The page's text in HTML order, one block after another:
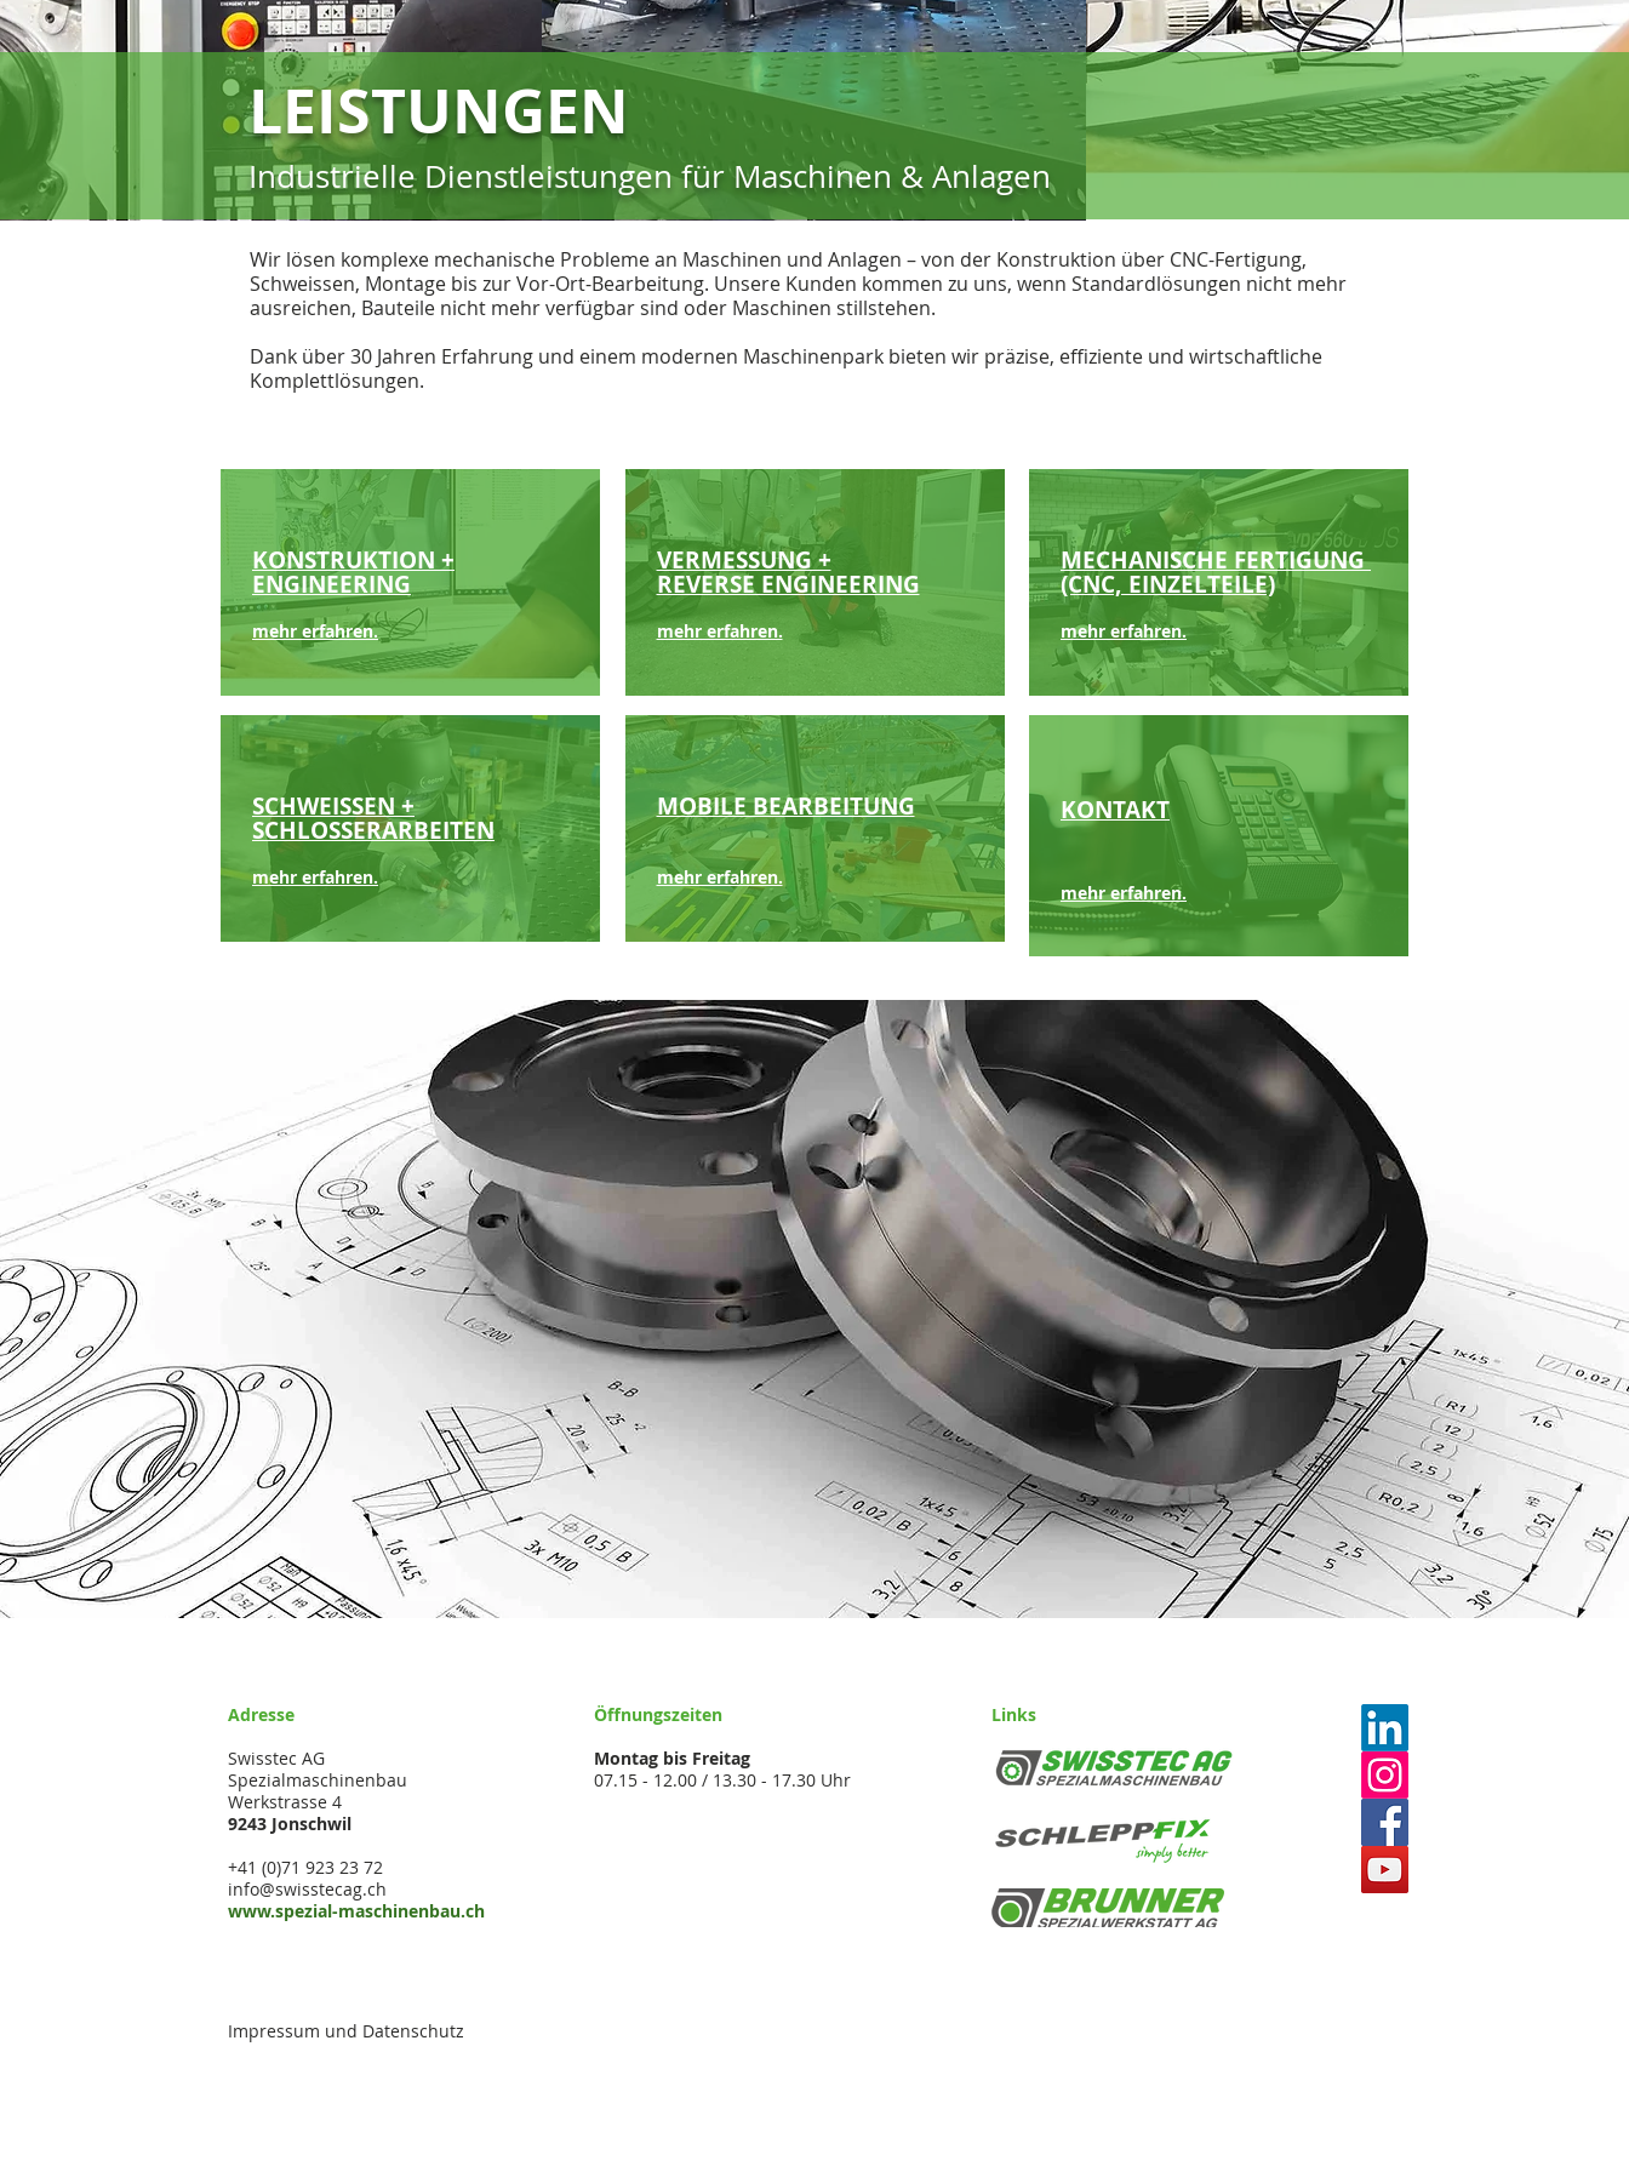
LEISTUNGEN
Industrielle Dienstleistungen für Maschinen & Anlagen
Wir lösen komplexe mechanische Probleme an Maschinen und Anlagen – von der Konstruktion über CNC-Fertigung,
Schweissen, Montage bis zur Vor-Ort-Bearbeitung. Unsere Kunden kommen zu uns, wenn Standardlösungen nicht mehr
ausreichen, Bauteile nicht mehr verfügbar sind oder Maschinen stillstehen.
Dank über 30 Jahren Erfahrung und einem modernen Maschinenpark bieten wir präzise, effiziente und wirtschaftliche
Komplettlösungen.
KONSTRUKTION +
ENGINEERING
mehr erfahren.
SCHWEISSEN +
SCHLOSSERARBEITEN
mehr erfahren.
VERMESSUNG +
REVERSE ENGINEERING
mehr erfahren.
MOBILE BEARBEITUNG
mehr erfahren.
MECHANISCHE FERTIGUNG
(CNC, EINZELTEILE)
mehr erfahren.
KONTAKT
mehr erfahren.
Adresse
Swisstec AG
Spezialmaschinenbau
Werkstrasse 4
9243 Jonschwil
+41 (0)71 923 23 72
info@swisstecag.ch
www.spezial-maschinenbau.ch
Öffnungszeiten
Montag bis Freitag
07.15 - 12.00 / 13.30 - 17.30 Uhr
Links
Impressum und Datenschutz